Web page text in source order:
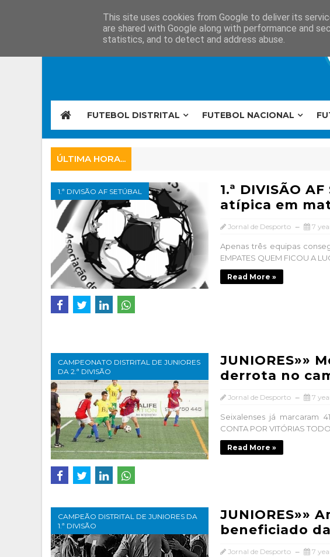
FUTEBOL DISTRITAL FUTEBOL NACIONAL
ÚLTIMA HORA...
1.ª DIVISÃO AF SETÚBAL
1.ª DIVISÃO
atípica em
Jornal de Desporto 7
Apenas três equipas
EMPATES QUEM FICOU A
Read More »
CAMPEONATO DISTRITAL DE JUNIORES
DA 2.ª DIVISÃO
JUNIORES»»
derrota no
Jornal de Desporto 7
Seixalenses já marcaram
CONTA POR VITÓRIAS
Read More »
CAMPEÃO DISTRITAL DE JUNIORES DA
1.ª DIVISÃO
JUNIORES»»
beneficiado
Jornal de Desporto 7
This site uses cookies from Google to deliver its
are shared with Google along with performance and
statistics, and to detect and address abuse.